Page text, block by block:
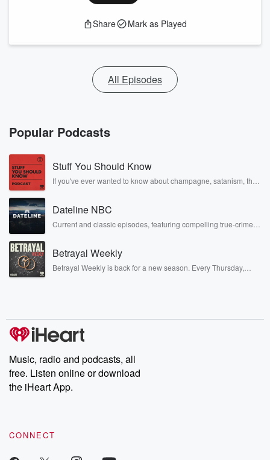
Share Mark as Played
All Episodes
Popular Podcasts
Stuff You Should Know
If you've ever wanted to know about champagne, satanism, the
covered.
Dateline NBC
Current and classic episodes, featuring compelling true-crime
completely free, or subscribe to Dateline Premium for ad-free
listening and exclusive bonus content: DatelinePremium.com
Betrayal Weekly
Betrayal Weekly is back for a new season. Every Thursday,
producers of the critically acclaimed Betrayal series, Betrayal
Weekly drops new episodes every Thursday. If you would like to
share your story, you can reach out to the Betrayal Team by
emailing them at betrayalpod@gmail.com and follow us on
Instagram at @betrayalpod and @glasspodcasts. Please join
our Substack for additional exclusive content, curated book
recommendations, and community discussions. Sign up FREE
Music, radio and podcasts, all
free. Listen online or download
the iHeart App.
CONNECT